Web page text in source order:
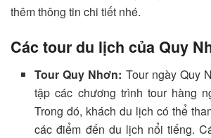
thêm thông tin chi tiết nhé.
Các tour du lịch của Quy
Tour Quy Nhơn: Tour ngày Quy
tập các chương trình tour hàng
Trong đó, khách du lịch có thể
các điểm đến du lịch nổi tiếng.